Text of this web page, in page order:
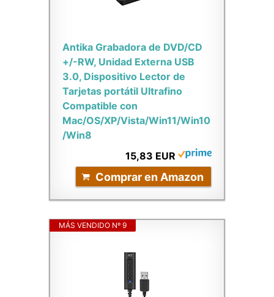
Antika Grabadora de DVD/CD
+/-RW, Unidad Externa USB
3.0, Dispositivo Lector de
Tarjetas portátil Ultrafino
Compatible con
Mac/OS/XP/Vista/Win11/Win10
/Win8
15,83 EUR
Comprar en Amazon
MÁS VENDIDO Nº 9